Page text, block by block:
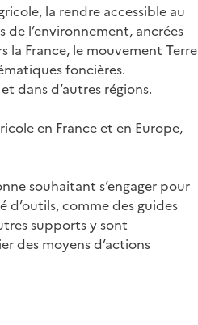
la rendre accessible au
l’environnement, ancrées
la France, le mouvement Terre
foncières.
dans d’autres régions.
en France et en Europe,
souhaitant s’engager pour
d’outils, comme des guides
supports y sont
des moyens d’actions